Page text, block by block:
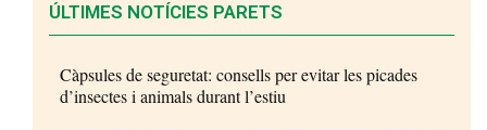
ÚLTIMES NOTÍCIES PARETS
Càpsules de seguretat: consells per evitar les picades
d’insectes i animals durant l’estiu